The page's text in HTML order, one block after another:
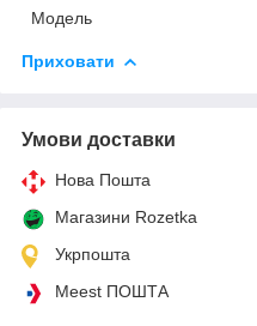
Модель
Приховати
Умови доставки
Нова Пошта
Магазини Rozetka
Укрпошта
Meest ПОШТА